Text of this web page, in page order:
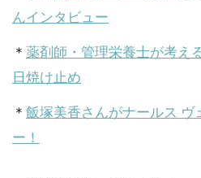
んインタビュー
＊ 薬剤師・管理栄養士が考え
日焼け止め
＊ 飯塚美香さんがナールス ヴ
ー！